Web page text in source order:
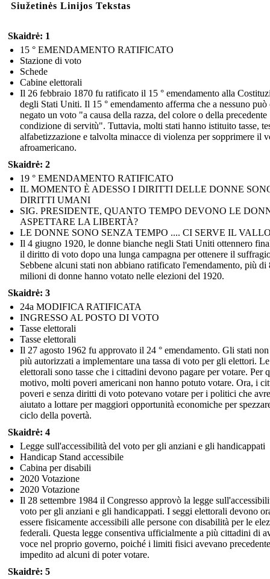
Siužetinės Linijos Tekstas
Skaidrė: 1
15 ° EMENDAMENTO RATIFICATO
Stazione di voto
Schede
Cabine elettorali
Il 26 febbraio 1870 fu ratificato il 15 ° emendamento alla
degli Stati Uniti. Il 15 ° emendamento afferma che a nessuno può
negato un voto "a causa della razza, del colore o della precedente
condizione di servitù". Tuttavia, molti stati hanno istituito tasse,
alfabetizzazione e talvolta minacce di violenza per sopprimere il
afroamericano.
Skaidrė: 2
19 ° EMENDAMENTO RATIFICATO
IL MOMENTO È ADESSO I DIRITTI DELLE DONNE
DIRITTI UMANI
SIG. PRESIDENTE, QUANTO TEMPO DEVONO LE
ASPETTARE LA LIBERTÀ?
LE DONNE SONO SENZA TEMPO .... CI SERVE IL
Il 4 giugno 1920, le donne bianche negli Stati Uniti ottennero
il diritto di voto dopo una lunga campagna per ottenere il
Sebbene alcuni stati non abbiano ratificato l'emendamento, più di
milioni di donne hanno votato nelle elezioni del 1920.
Skaidrė: 3
24a MODIFICA RATIFICATA
INGRESSO AL POSTO DI VOTO
Tasse elettorali
Tasse elettorali
Il 27 agosto 1962 fu approvato il 24 ° emendamento. Gli stati
più autorizzati a implementare una tassa di voto per gli elettori. Le
elettorali sono tasse che i cittadini devono pagare per votare. Per
motivo, molti poveri americani non hanno potuto votare. Ora, i
poveri e senza diritti di voto potevano votare per i politici che
aiutato a lottare per maggiori opportunità economiche per
ciclo della povertà.
Skaidrė: 4
Legge sull'accessibilità del voto per gli anziani e gli handicappati
Handicap Stand accessibile
Cabina per disabili
2020 Votazione
2020 Votazione
Il 28 settembre 1984 il Congresso approvò la legge
voto per gli anziani e gli handicappati. I seggi elettorali devono
essere fisicamente accessibili alle persone con disabilità per le
federali. Questa legge consentiva ufficialmente a più cittadini di
voce nel proprio governo, poiché i limiti fisici avevano
impedito ad alcuni di poter votare.
Skaidrė: 5